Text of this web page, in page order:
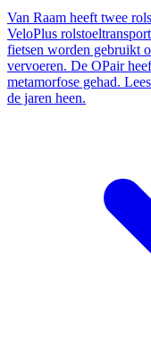
Van Raam heeft twee
VeloPlus
fietsen worden gebruikt
vervoeren. De OPair
metamorfose gehad.
de jaren heen.